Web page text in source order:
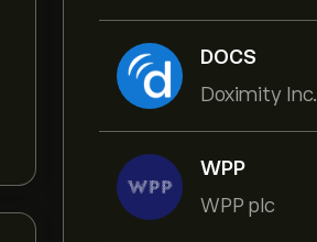
DOCS
Doximity Inc.
WPP
WPP plc